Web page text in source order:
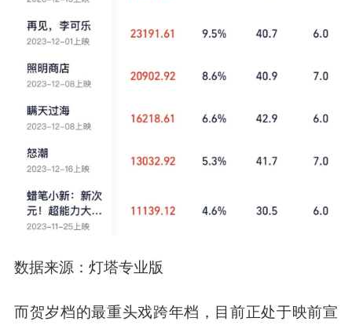
数据来源：灯塔专业版
而贺岁档的最重头戏跨年档，目前正处于映前宣